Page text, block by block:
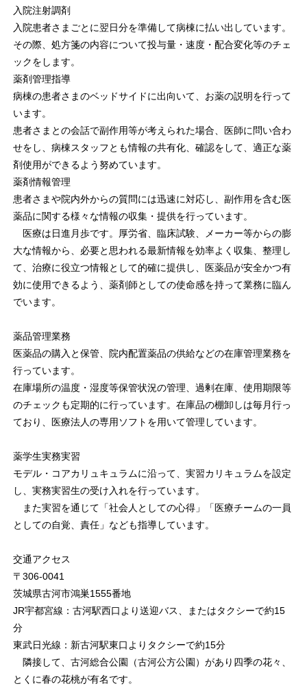
入院注射調剤
入院患者さまごとに翌日分を準備して病棟に払い出しています。
その際、処方箋の内容について投与量・速度・配合変化等のチェ
ックをします。
薬剤管理指導
病棟の患者さまのベッドサイドに出向いて、お薬の説明を行って
います。
患者さまとの会話で副作用等が考えられた場合、医師に問い合わ
せをし、病棟スタッフとも情報の共有化、確認をして、適正な薬
剤使用ができるよう努めています。
薬剤情報管理
患者さまや院内外からの質問には迅速に対応し、副作用を含む医
薬品に関する様々な情報の収集・提供を行っています。
医療は日進月歩です。厚労省、臨床試験、メーカー等からの膨
大な情報から、必要と思われる最新情報を効率よく収集、整理し
て、治療に役立つ情報として的確に提供し、医薬品が安全かつ有
効に使用できるよう、薬剤師としての使命感を持って業務に臨ん
でいます。
薬品管理業務
医薬品の購入と保管、院内配置薬品の供給などの在庫管理業務を
行っています。
在庫場所の温度・湿度等保管状況の管理、過剰在庫、使用期限等
のチェックも定期的に行っています。在庫品の棚卸しは毎月行っ
ており、医療法人の専用ソフトを用いて管理しています。
薬学生実務実習
モデル・コアカリュキュラムに沿って、実習カリキュラムを設定
し、実務実習生の受け入れを行っています。
また実習を通じて「社会人としての心得」「医療チームの一員
としての自覚、責任」なども指導しています。
交通アクセス
〒306-0041
茨城県古河市鴻巣1555番地
JR宇都宮線：古河駅西口より送迎バス、またはタクシーで約15
分
東武日光線：新古河駅東口よりタクシーで約15分
隣接して、古河総合公園（古河公方公園）があり四季の花々、
とくに春の花桃が有名です。